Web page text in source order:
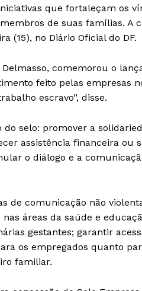
que fortaleçam os
de suas famílias. A
(15), no Diário Oficial do DF.
comemorou o
feito pelas empresas
escravo”, disse.
do selo: promover a
assistência financeira ou
o diálogo e a
de comunicação não
áreas da saúde e
gestantes; garantir
os empregados quanto
familiar.